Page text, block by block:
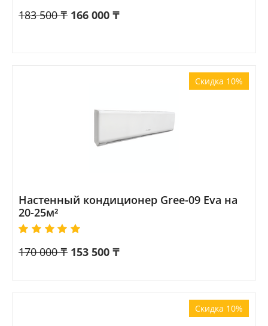
183 500 ₸ 166 000 ₸
Скидка 10%
Настенный кондиционер Gree-09 Eva на
20-25м²
170 000 ₸ 153 500 ₸
Скидка 10%